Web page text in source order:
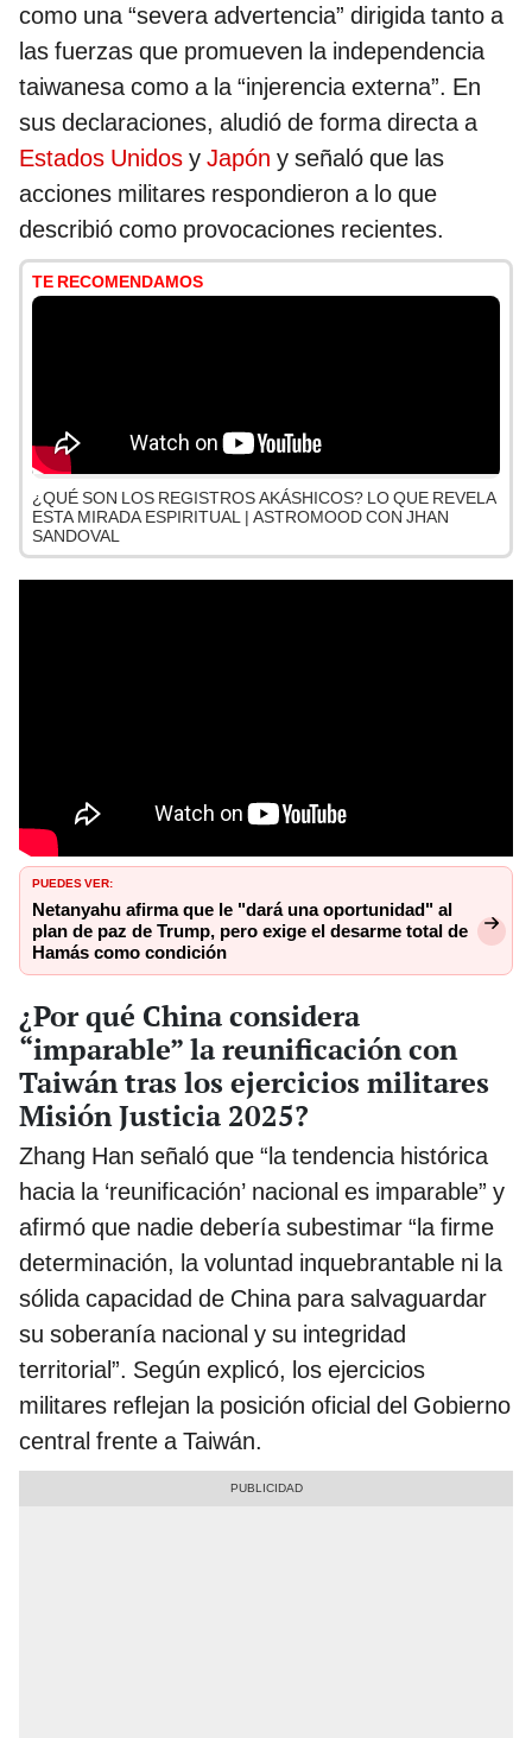
como una “severa advertencia” dirigida tanto a
las fuerzas que promueven la independencia
taiwanesa como a la “injerencia externa”. En
sus declaraciones, aludió de forma directa a
Estados Unidos y Japón y señaló que las
acciones militares respondieron a lo que
describió como provocaciones recientes.
TE RECOMENDAMOS
¿QUÉ SON LOS REGISTROS AKÁSHICOS? LO QUE REVELA
ESTA MIRADA ESPIRITUAL | ASTROMOOD CON JHAN
SANDOVAL
PUEDES VER:
Netanyahu afirma que le "dará una oportunidad" al
plan de paz de Trump, pero exige el desarme total de
Hamás como condición
¿Por qué China considera
“imparable” la reunificación con
Taiwán tras los ejercicios militares
Misión Justicia 2025?
Zhang Han señaló que “la tendencia histórica
hacia la ‘reunificación’ nacional es imparable” y
afirmó que nadie debería subestimar “la firme
determinación, la voluntad inquebrantable ni la
sólida capacidad de China para salvaguardar
su soberanía nacional y su integridad
territorial”. Según explicó, los ejercicios
militares reflejan la posición oficial del Gobierno
central frente a Taiwán.